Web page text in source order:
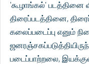
'கூழாங்கல்' படத்தினை
திரைப்படத்தினை,
கலைப்படைப்பு எனும்
படைப்பாற்றலை,